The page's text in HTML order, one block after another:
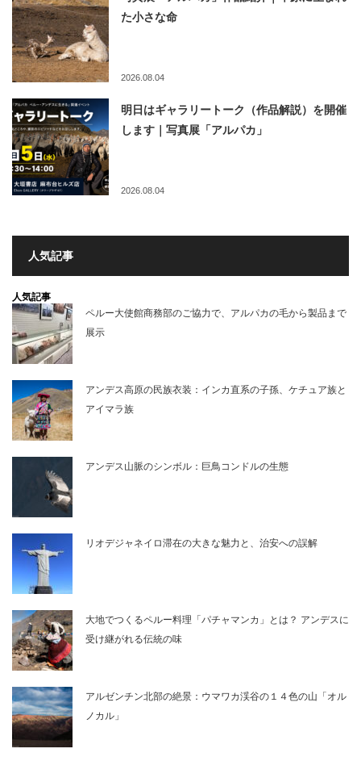
た小さな命
2026.08.04
明日はギャラリートーク（作品解説）を開催
します｜写真展「アルパカ」
2026.08.04
人気記事
人気記事
ペルー大使館商務部のご協力で、アルパカの毛から製品まで
展示
アンデス高原の民族衣装：インカ直系の子孫、ケチュア族と
アイマラ族
アンデス山脈のシンボル：巨鳥コンドルの生態
リオデジャネイロ滞在の大きな魅力と、治安への誤解
大地でつくるペルー料理「パチャマンカ」とは？ アンデスに
受け継がれる伝統の味
アルゼンチン北部の絶景：ウマワカ渓谷の１４色の山「オル
ノカル」